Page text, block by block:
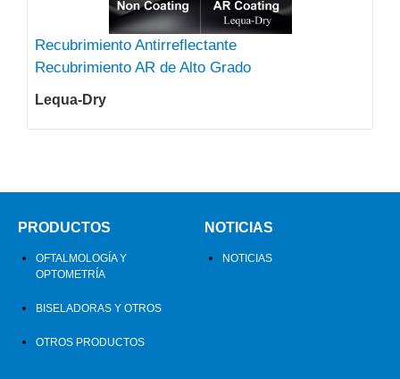
Recubrimiento Antirreflectante
Recubrimiento AR de Alto Grado
Lequa-Dry
PRODUCTOS
OFTALMOLOGÍA Y
OPTOMETRÍA
BISELADORAS Y OTROS
OTROS PRODUCTOS
NOTICIAS
NOTICIAS